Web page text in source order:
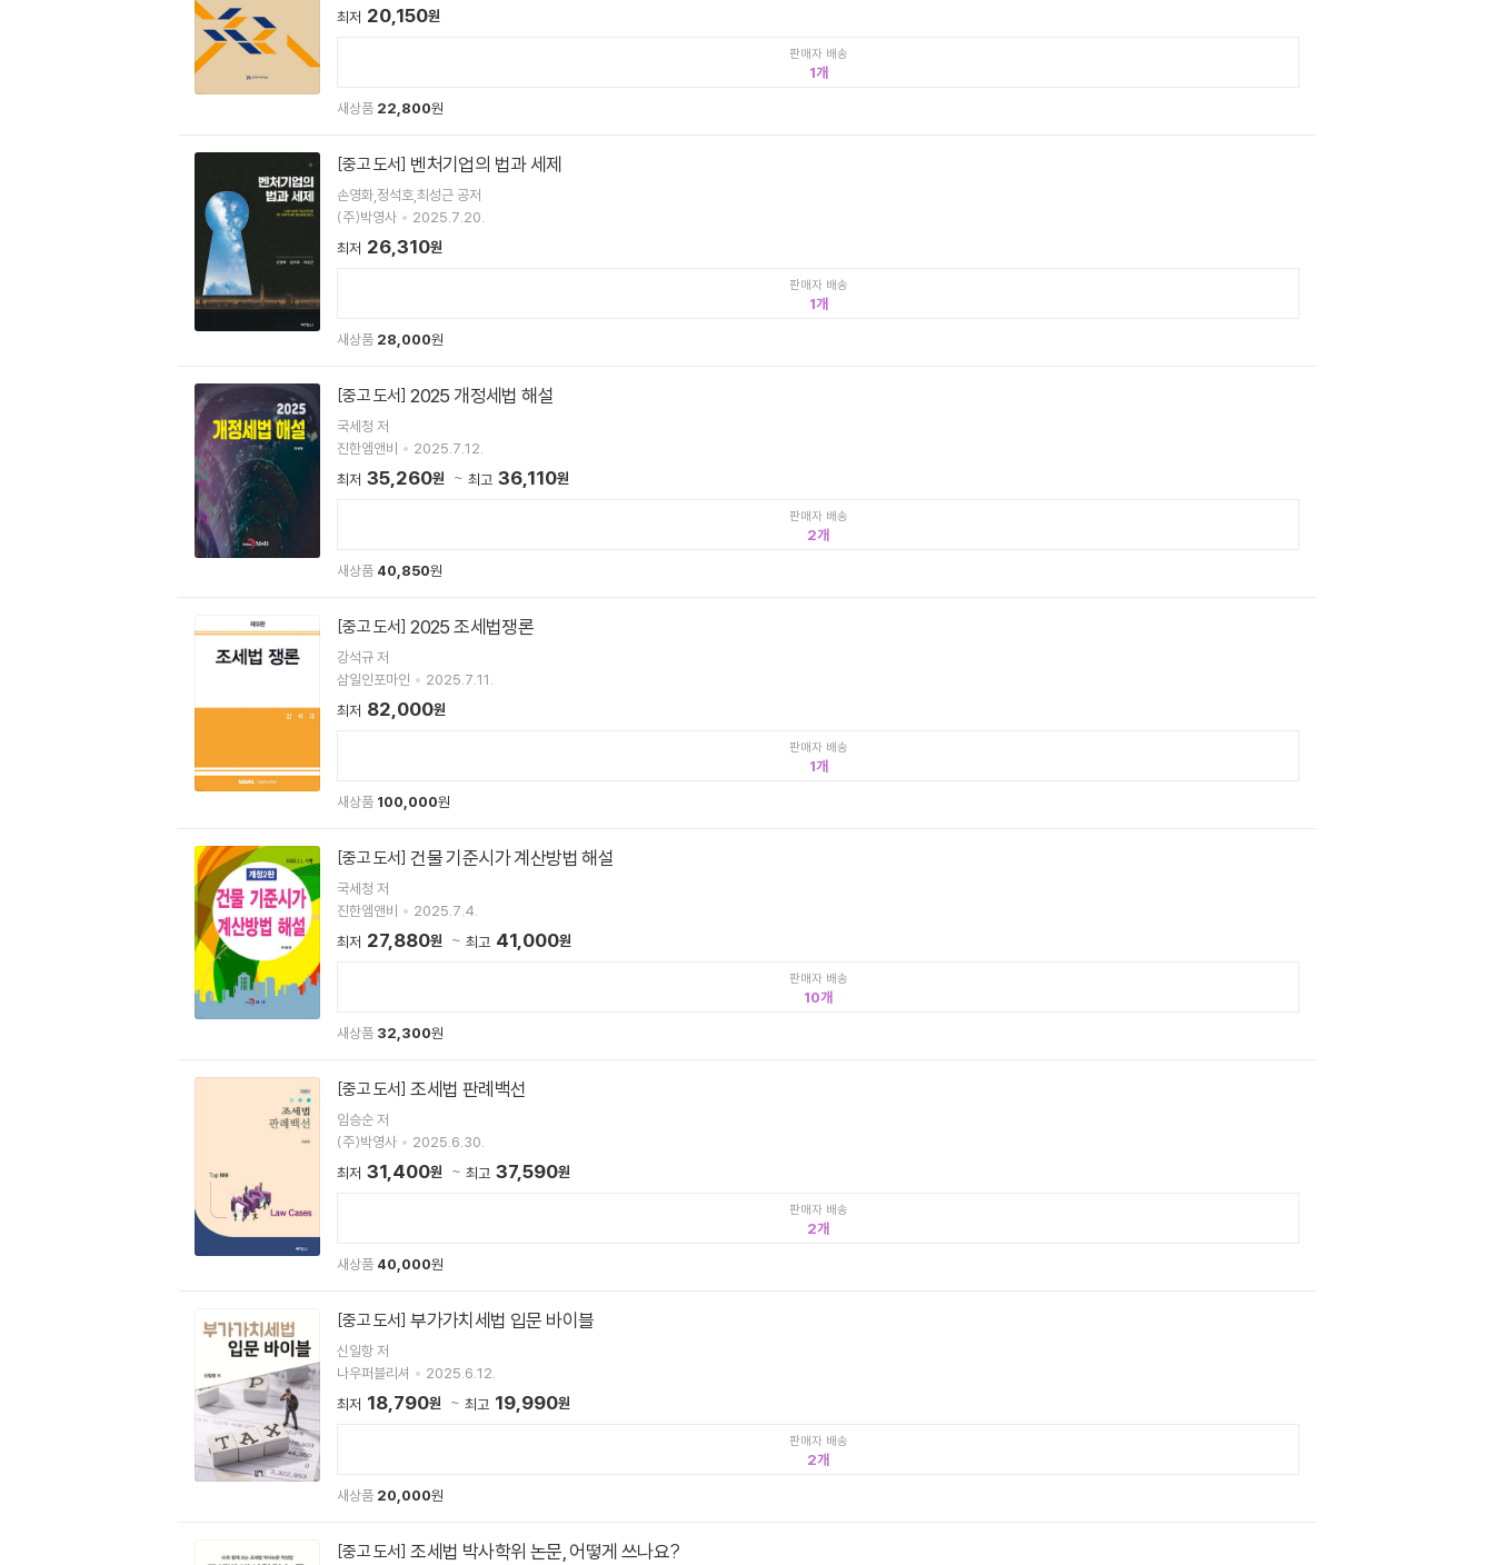
최저 20,150원
판매자 배송
1
새상품 22,800원
[중고 도서] 벤처기업의 법과 세제
손영화,정석호,최성근 공저
(주)박영사
2025.7.20.
최저 26,310원
판매자 배송
1
새상품 28,000원
[중고 도서] 2025 개정세법 해설
국세청 저
진한엠앤비
2025.7.12.
최저 35,260원 최고 36,110원
판매자 배송
2
새상품 40,850원
[중고 도서] 2025 조세법쟁론
강석규 저
삼일인포마인
2025.7.11.
최저 82,000원
판매자 배송
1
새상품 100,000원
[중고 도서] 건물 기준시가 계산방법 해설
국세청 저
진한엠앤비
2025.7.4.
최저 27,880원 최고 41,000원
판매자 배송
10
새상품 32,300원
[중고 도서] 조세법 판례백선
임승순 저
(주)박영사
2025.6.30.
최저 31,400원 최고 37,590원
판매자 배송
2
새상품 40,000원
[중고 도서] 부가가치세법 입문 바이블
신일항 저
나우퍼블리셔
2025.6.12.
최저 18,790원 최고 19,990원
판매자 배송
2
새상품 20,000원
[중고 도서] 조세법 박사학위 논문, 어떻게 쓰나요?